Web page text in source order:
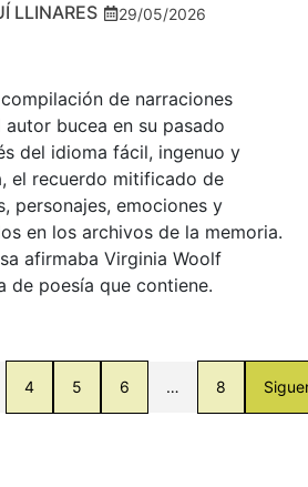
LLINARES 29/05/2026
de narraciones
bucea en su pasado
del idioma fácil, ingenuo y
el recuerdo mitificado de
personajes, emociones y
en los archivos de la memoria.
afirmaba Virginia Woolf
de poesía que contiene.
4 5 6 … 8